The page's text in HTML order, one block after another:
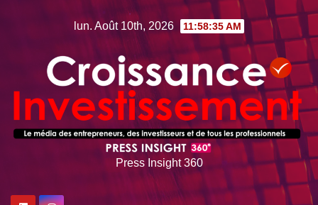
lun. Août 10th, 2026 11:58:36 AM
Press Insight 360